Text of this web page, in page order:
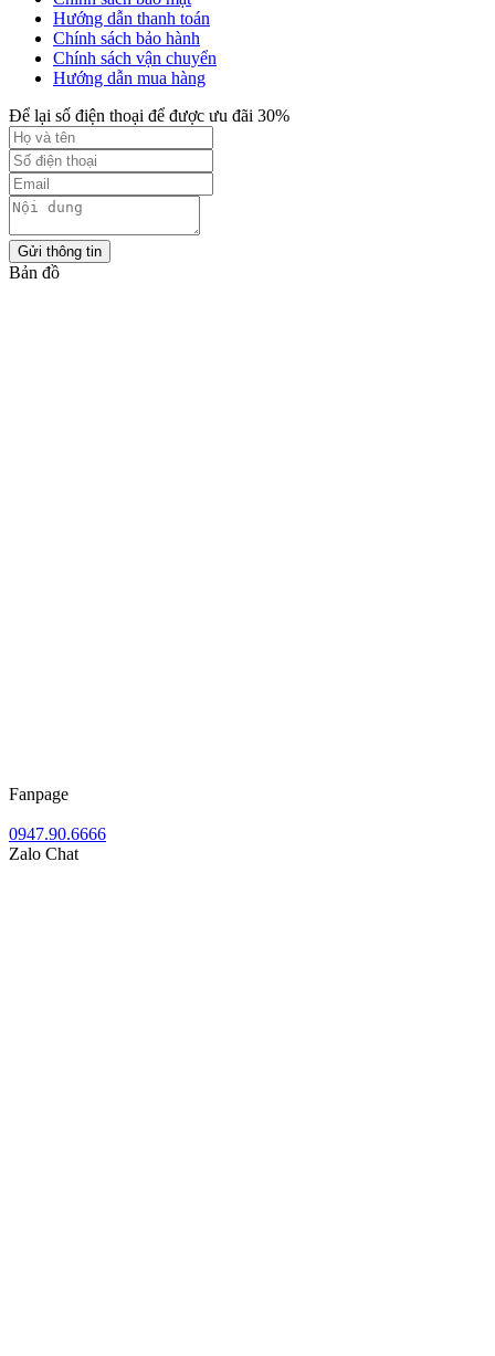
Hướng dẫn thanh toán
Chính sách bảo hành
Chính sách vận chuyển
Hướng dẫn mua hàng
Để lại số điện thoại để được ưu đãi 30%
Gửi thông tin
Bản đồ
Fanpage
0947.90.6666
Zalo Chat